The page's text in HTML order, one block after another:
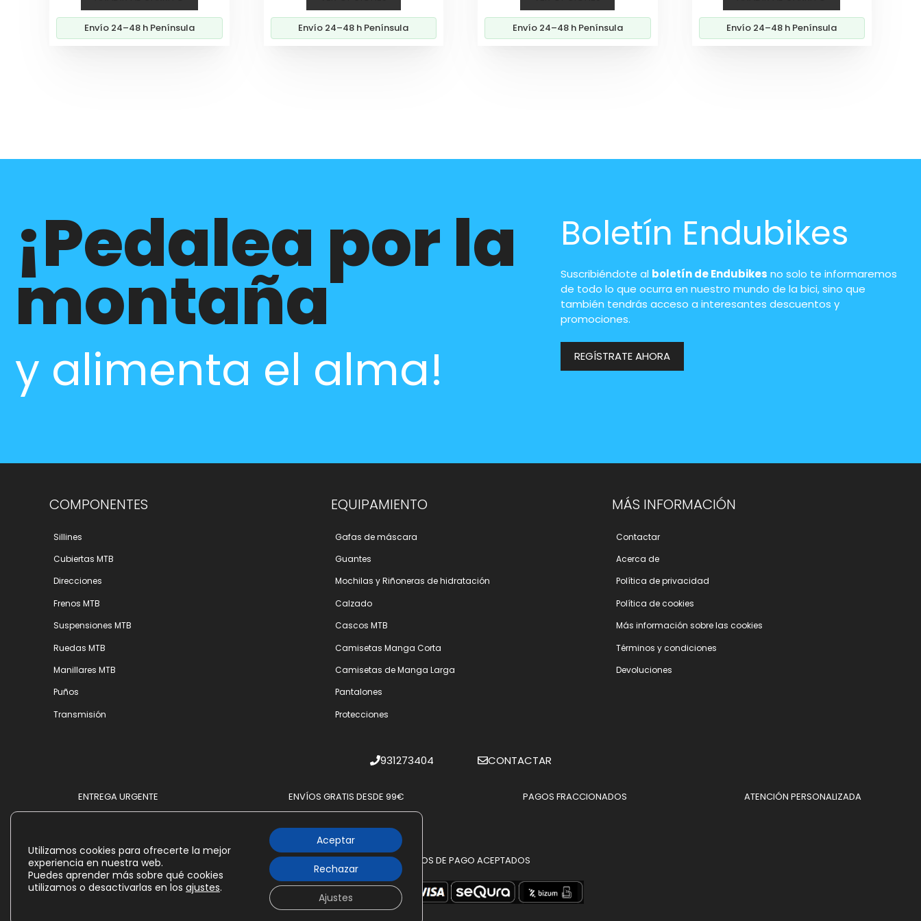
Envío 24–48 h Península
desde
113,60€
Envío 24–48 h Península
desde
13,60€
Envío 24–48 h Península Envío 24–48 h Península
¡Pedalea por la
montaña
y alimenta el alma!
Boletín Endubikes
Suscribiéndote al boletín de Endubikes no solo te informaremos
de todo lo que ocurra en nuestro mundo de la bici, sino que
también tendrás acceso a interesantes descuentos y
promociones.
REGÍSTRATE AHORA
COMPONENTES
Sillines
Cubiertas MTB
Direcciones
Frenos MTB
Suspensiones MTB
Ruedas MTB
Manillares MTB
Puños
Transmisión
EQUIPAMIENTO
Gafas de máscara
Guantes
Mochilas y Riñoneras de hidratación
Calzado
Cascos MTB
Camisetas Manga Corta
Camisetas de Manga Larga
Pantalones
Protecciones
MÁS INFORMACIÓN
Contactar
Acerca de
Polí­tica de privacidad
Polí­tica de cookies
Más información sobre las cookies
Términos y condiciones
Devoluciones
931273404 CONTACTAR
ENTREGA URGENTE ENVÍOS GRATIS DESDE 99€ PAGOS FRACCIONADOS ATENCIÓN PERSONALIZADA
MÉTODOS DE PAGO ACEPTADOS
Utilizamos cookies para ofrecerte la mejor
experiencia en nuestra web.
Puedes aprender más sobre qué cookies
utilizamos o desactivarlas en los ajustes.
Aceptar
Rechazar
Ajustes